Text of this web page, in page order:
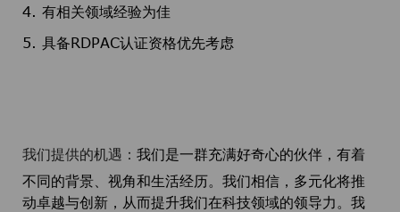
4. 有相关领域经验为佳
5. 具备RDPAC认证资格优先考虑
我们提供的机遇： 我们是一群充满好奇心的伙伴，有着
不同的背景、视角和生活经历。我们相信，多元化将推
动卓越与创新，从而提升我们在科技领域的领导力。我